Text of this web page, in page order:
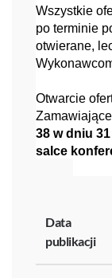
Wszystkie
po terminie
otwierane,
Otwarcie
38 w dniu
salce
Data
publikacji